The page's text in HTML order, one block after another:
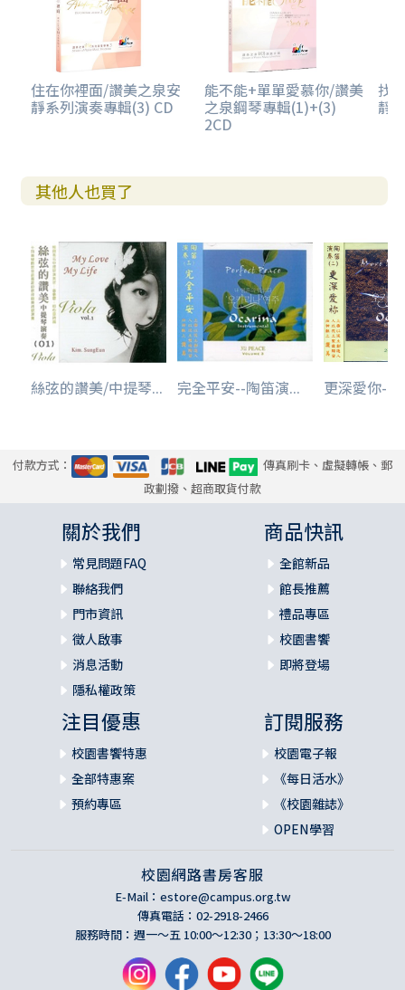
住在你裡面/讚美之泉安
靜系列演奏專輯(3) CD
能不能+單單愛慕你/讚美
之泉鋼琴專輯(1)+(3)
2CD
找
靜
其他人也買了
絲弦的讚美/中提琴... 完全平安--陶笛演... 更深愛你--
付款方式：
傳真刷卡、虛擬轉帳、郵
政劃撥、超商取貨付款
關於我們
常見問題FAQ
聯絡我們
門市資訊
徵人啟事
消息活動
隱私權政策
商品快訊
全館新品
館長推薦
禮品專區
校園書饗
即將登場
注目優惠
校園書饗特惠
全部特惠案
預約專區
訂閱服務
校園電子報
《每日活水》
《校園雜誌》
OPEN學習
校園網路書房客服
E-Mail： estore@campus.org.tw
傳真電話：02-2918-2466
服務時間：週一～五 10:00～12:30；13:30～18:00